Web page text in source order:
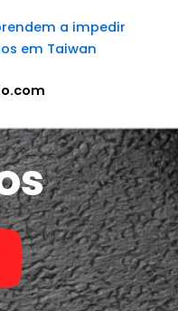
a impedir
em Taiwan